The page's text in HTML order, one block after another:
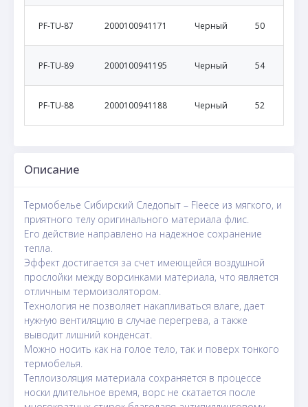
PF-TU-87 2000100941171 Черный 50
PF-TU-89 2000100941195 Черный 54
PF-TU-88 2000100941188 Черный 52
Описание
Термобелье Сибирский Следопыт – Fleece из мягкого, и
приятного телу оригинального материала флис.
Его действие направлено на надежное сохранение
тепла.
Эффект достигается за счет имеющейся воздушной
прослойки между ворсинками материала, что является
отличным термоизолятором.
Технология не позволяет накапливаться влаге, дает
нужную вентиляцию в случае перегрева, а также
выводит лишний конденсат.
Можно носить как на голое тело, так и поверх тонкого
термобелья.
Теплоизоляция материала сохраняется в процессе
носки длительное время, ворс не скатается после